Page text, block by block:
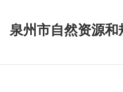
泉州市自然资源